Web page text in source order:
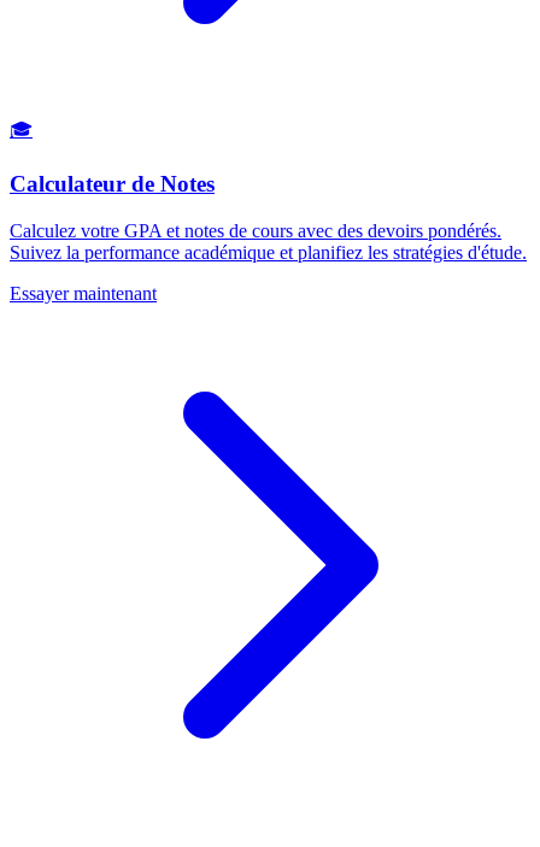
🎓
Calculateur de Notes
Calculez votre GPA et notes de cours avec des devoirs pondérés.
Suivez la performance académique et planifiez les stratégies d'étude.
Essayer maintenant